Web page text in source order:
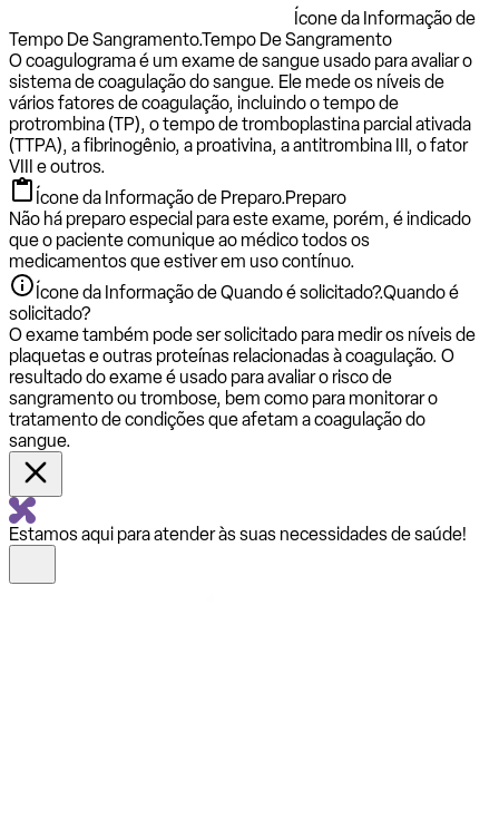
Ícone da Informação de
Tempo De Sangramento.Tempo De Sangramento
O coagulograma é um exame de sangue usado para avaliar o
sistema de coagulação do sangue. Ele mede os níveis de
vários fatores de coagulação, incluindo o tempo de
protrombina (TP), o tempo de tromboplastina parcial ativada
(TTPA), a fibrinogênio, a proativina, a antitrombina III, o fator
VIII e outros.
Ícone da Informação de Preparo.Preparo
Não há preparo especial para este exame, porém, é indicado
que o paciente comunique ao médico todos os
medicamentos que estiver em uso contínuo.
Ícone da Informação de Quando é solicitado?.Quando é
solicitado?
O exame também pode ser solicitado para medir os níveis de
plaquetas e outras proteínas relacionadas à coagulação. O
resultado do exame é usado para avaliar o risco de
sangramento ou trombose, bem como para monitorar o
tratamento de condições que afetam a coagulação do
sangue.
Estamos aqui para atender às suas necessidades de saúde!